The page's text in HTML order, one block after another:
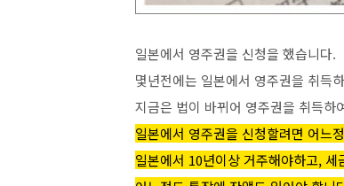
일본에서 영주권을 신청을 했습니다.
몇년전에는 일본에서 영주권을 취득
지금은 법이 바뀌어 영주권을 취득하
일본에서 영주권을 신청할려면 어느
일본에서 10년이상 거주해야하고, 세